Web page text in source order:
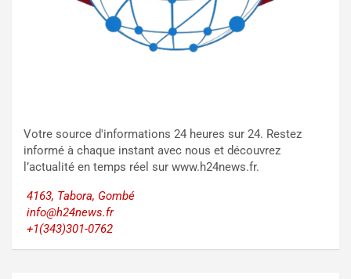
Votre source d'informations 24 heures sur 24. Restez
informé à chaque instant avec nous et découvrez
l’actualité en temps réel sur www.h24news.fr.
4163, Tabora, Gombé
info@h24news.fr
+1(343)301-0762